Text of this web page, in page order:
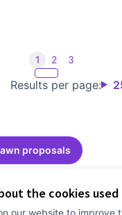
the cookies
our website to improve
Results per page:
1 2 3
proposals